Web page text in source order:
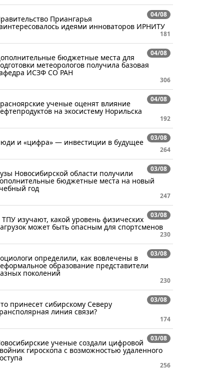
04/08
Приангарья
идеями инноваторов ИРНИТУ
181
04/08
бюджетные места для
метеорологов получила базовая
ИСЗФ СО РАН
306
04/08
ученые оценят влияние
на экосистему Норильска
192
03/08
и «цифра» — инвестиции в будущее
264
03/08
Новосибирской области получили
бюджетные места на новый
год
247
03/08
ТПУ изучают, какой уровень физических
может быть опасным для спортсменов
230
03/08
определили, как вовлечены в
образование представители
поколений
230
03/08
принесет сибирскому Северу
линия связи?
174
03/08
ученые создали цифровой
гироскопа с возможностью удаленного
256